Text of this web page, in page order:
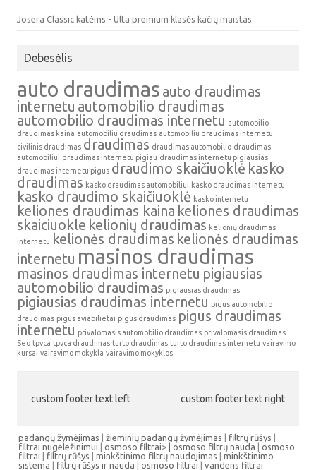
Josera Classic katėms - Ulta premium klasės kačių maistas
Debesėlis
auto draudimas auto draudimas
internetu automobilio draudimas
automobilio draudimas internetu automobilio
draudimas kaina automobiliu draudimas automobiliu draudimas internetu
civilinis draudimas draudimas draudimas automobilio draudimas
automobiliui draudimas internetu pigiau draudimas internetu pigiausias
draudimas internetu pigus draudimo skaičiuoklė kasko
draudimas kasko draudimas automobiliui kasko draudimas internetu
kasko draudimo skaičiuoklė kasko internetu
keliones draudimas kaina keliones draudimas
skaiciuokle kelionių draudimas kelionių draudimas
internetu
kelionės draudimas kelionės draudimas
internetu masinos draudimas
masinos draudimas internetu pigiausias
automobilio draudimas pigiausias draudimas
pigiausias draudimas internetu pigus automobilio
draudimas pigus aviabilietai pigus draudimas pigus draudimas
internetu privalomasis automobilio draudimas privalomasis draudimas
Seo tpvca tpvca draudimas turto draudimas turto draudimas internetu vairavimo
kursai vairavimo mokykla vairavimo mokyklos
custom footer text left custom footer text right
padangų žymėjimas žieminių padangų žymėjimas filtrų rūšys
filtrai nugeležinimui
osmoso filtrai> | osmoso filtrų nauda
osmoso
filtrai
filtrų rūšys minkštinimo filtrų naudojimas
minkštinimo
sistema
filtrų rūšys ir nauda osmoso filtrai
vandens filtrai